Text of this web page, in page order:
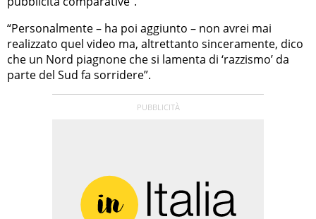
“Personalmente – ha poi aggiunto – non avrei mai
realizzato quel video ma, altrettanto sinceramente, dico
che un Nord piagnone che si lamenta di ‘razzismo’ da
parte del Sud fa sorridere”.